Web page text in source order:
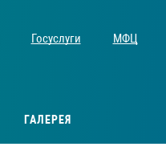
Госуслуги МФЦ
ГАЛЕРЕЯ